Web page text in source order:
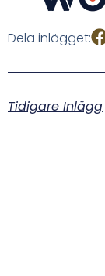
Dela inlägget:
Tidigare Inlägg